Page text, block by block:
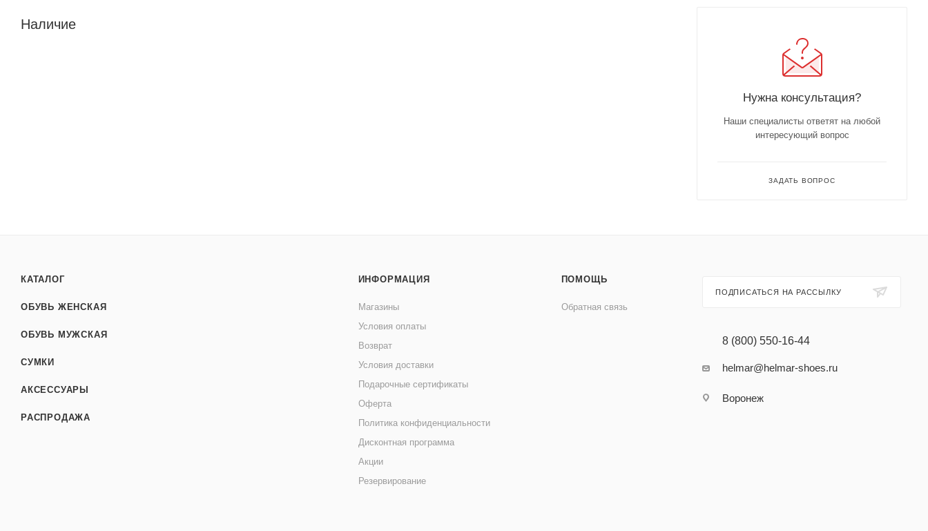
Наличие
Нужна консультация?
Наши специалисты ответят на любой
интересующий вопрос
ЗАДАТЬ ВОПРОС
КАТАЛОГ
ОБУВЬ ЖЕНСКАЯ
ОБУВЬ МУЖСКАЯ
СУМКИ
АКСЕССУАРЫ
РАСПРОДАЖА
ИНФОРМАЦИЯ
Магазины
Условия оплаты
Возврат
Условия доставки
Подарочные сертификаты
Оферта
Политика конфиденциальности
Дисконтная программа
Акции
Резервирование
ПОМОЩЬ
Обратная связь
ПОДПИСАТЬСЯ НА РАССЫЛКУ
8 (800) 550-16-44
helmar@helmar-shoes.ru
Воронеж